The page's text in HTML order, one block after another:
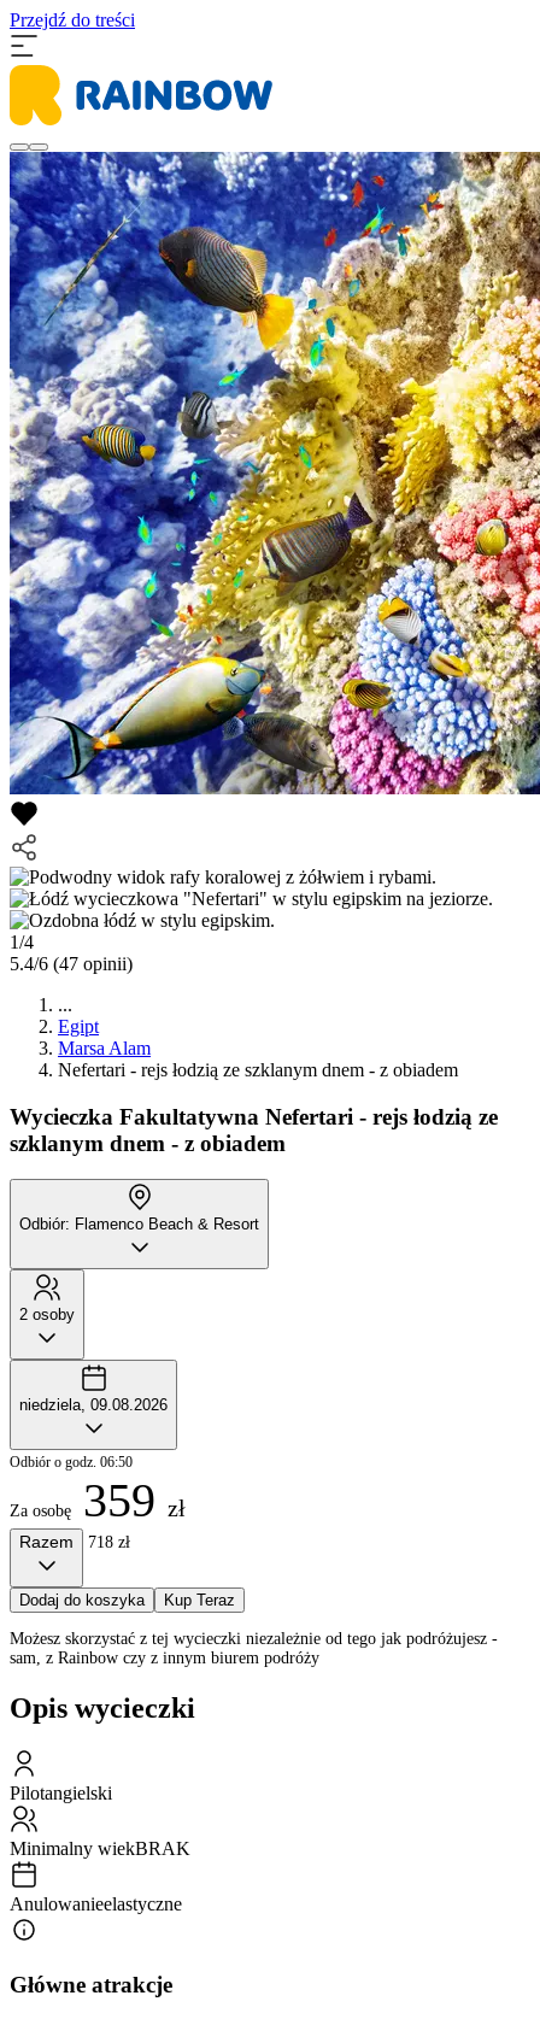
Przejdź do treści
1/4
5.4/6 (47 opinii)
...
Egipt
Marsa Alam
Nefertari - rejs łodzią ze szklanym dnem - z obiadem
Wycieczka Fakultatywna Nefertari - rejs łodzią ze
szklanym dnem - z obiadem
Odbiór: Flamenco Beach & Resort
2 osoby
niedziela, 09.08.2026
Odbiór o godz. 06:50
Za osobę 359 zł
Razem 718 zł
Dodaj do koszyka Kup Teraz
Możesz skorzystać z tej wycieczki niezależnie od tego jak podróżujesz -
sam, z Rainbow czy z innym biurem podróży
Opis wycieczki
Pilotangielski
Minimalny wiekBRAK
Anulowanieelastyczne
Główne atrakcje